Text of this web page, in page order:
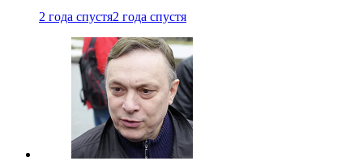
2 года спустя2 года спустя